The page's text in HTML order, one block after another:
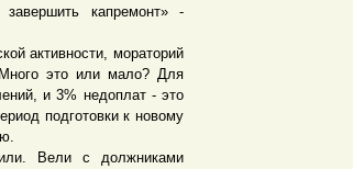
капремонт» -
активности, мораторий
это или мало? Для
и 3% недоплат - это
подготовки к новому
Вели с должниками